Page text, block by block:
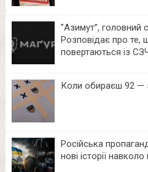
⁨”Азимут”, головний
Розповідає про те,
повертаються із
Коли обираєш 92 —
Російська
нові історії навколо